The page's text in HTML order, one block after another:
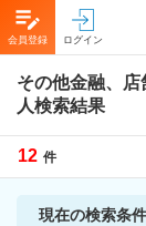
会員登録 ログイン
その他金融、
人検索結果
12 件
現在の検索条件